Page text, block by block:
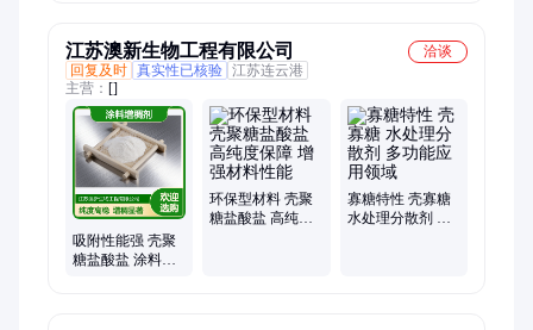
江苏澳新生物工程有限公司
洽谈
回复及时 真实性已核验 江苏连云港
主营： []
吸附性能强 壳聚
糖盐酸盐 涂料增
环保型材料 壳聚
糖盐酸盐 高纯度
寡糖特性 壳寡糖
水处理分散剂 多